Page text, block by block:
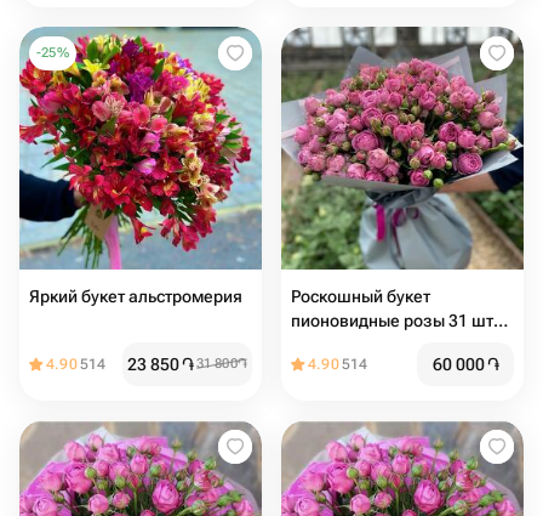
-25%
Яркий букет альстромерия
4.90514 23 850֏31 800֏
Роскошный букет
пионовидные розы 31 шт
4.90514 60 000֏